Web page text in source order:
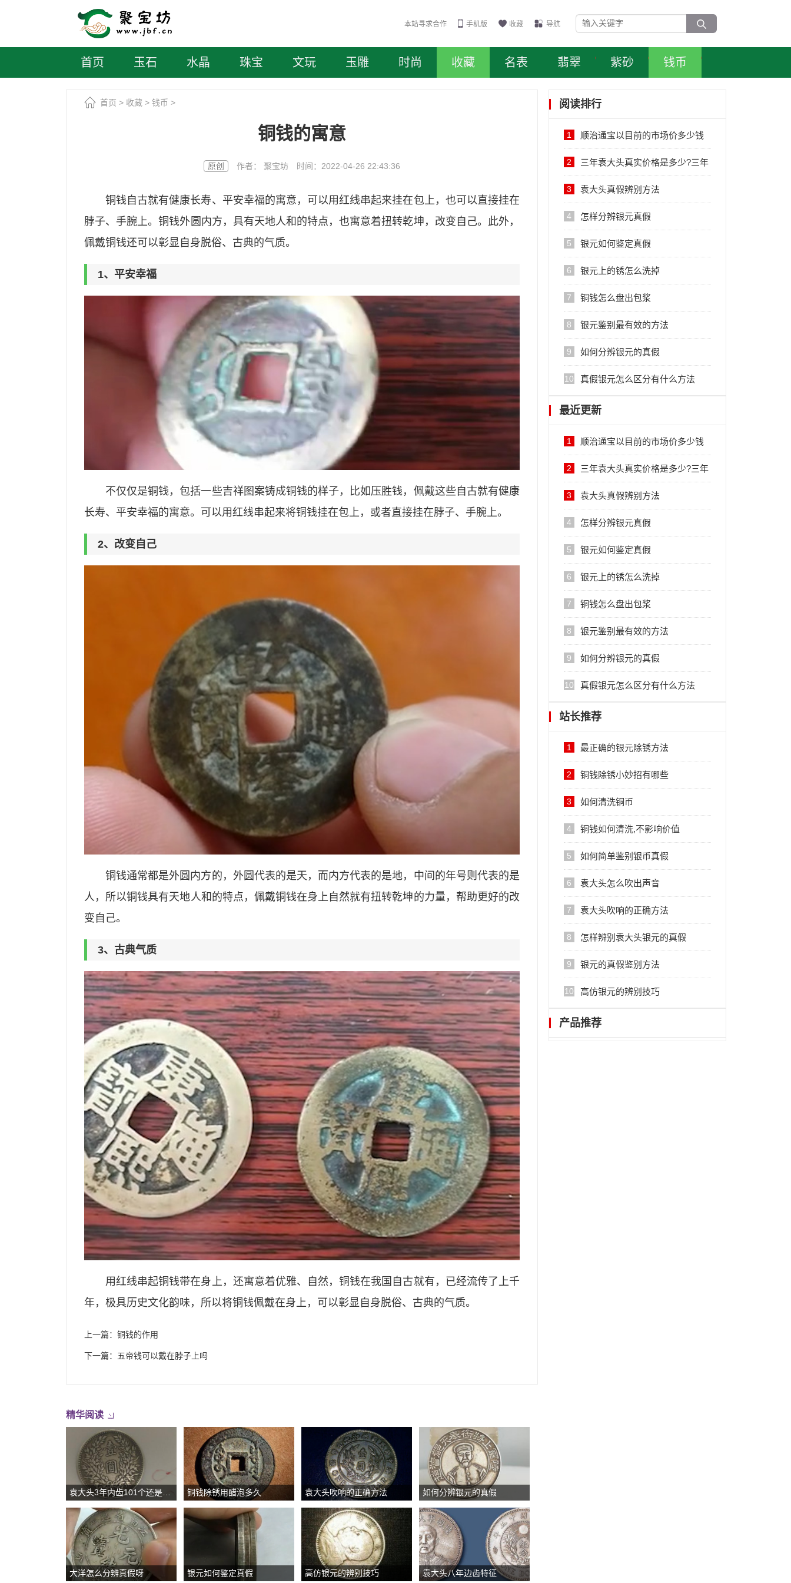
本站寻求合作 手机版 收藏 导航
首页 玉石 水晶 珠宝 文玩 玉雕 时尚 收藏 名表 翡翠 紫砂 钱币
首页 > 收藏 > 钱币 >
铜钱的寓意
原创 作者： 聚宝坊 时间：2022-04-26 22:43:36
铜钱自古就有健康长寿、平安幸福的寓意，可以用红线串起来挂在包上，也可以直接挂在
脖子、手腕上。铜钱外圆内方，具有天地人和的特点，也寓意着扭转乾坤，改变自己。此外，
佩戴铜钱还可以彰显自身脱俗、古典的气质。
1、平安幸福
不仅仅是铜钱，包括一些吉祥图案铸成铜钱的样子，比如压胜钱，佩戴这些自古就有健康
长寿、平安幸福的寓意。可以用红线串起来将铜钱挂在包上，或者直接挂在脖子、手腕上。
2、改变自己
铜钱通常都是外圆内方的，外圆代表的是天，而内方代表的是地，中间的年号则代表的是
人，所以铜钱具有天地人和的特点，佩戴铜钱在身上自然就有扭转乾坤的力量，帮助更好的改
变自己。
3、古典气质
用红线串起铜钱带在身上，还寓意着优雅、自然，铜钱在我国自古就有，已经流传了上千
年，极具历史文化韵味，所以将铜钱佩戴在身上，可以彰显自身脱俗、古典的气质。
上一篇： 铜钱的作用
下一篇： 五帝钱可以戴在脖子上吗
精华阅读
铜钱除锈用醋泡多久 袁大头吹响的正确方法 如何分辨银元的真假
大洋怎么分辨真假呀 银元如何鉴定真假 高仿银元的辨别技巧 袁大头八年边齿特征
阅读排行
1 顺治通宝以目前的市场价多少钱
一枚
2 三年袁大头真实价格是多少?三年
袁大头价格在几百元至几万元不
等
3 袁大头真假辨别方法
4 怎样分辨银元真假
5 银元如何鉴定真假
6 银元上的锈怎么洗掉
7 铜钱怎么盘出包浆
8 银元鉴别最有效的方法
9 如何分辨银元的真假
10 真假银元怎么区分有什么方法
最近更新
1 顺治通宝以目前的市场价多少钱
一枚
2 三年袁大头真实价格是多少?三年
袁大头价格在几百元至几万元不
等
3 袁大头真假辨别方法
4 怎样分辨银元真假
5 银元如何鉴定真假
6 银元上的锈怎么洗掉
7 铜钱怎么盘出包浆
8 银元鉴别最有效的方法
9 如何分辨银元的真假
10 真假银元怎么区分有什么方法
站长推荐
1 最正确的银元除锈方法
2 铜钱除锈小妙招有哪些
3 如何清洗铜币
4 铜钱如何清洗,不影响价值
5 如何简单鉴别银币真假
6 袁大头怎么吹出声音
7 袁大头吹响的正确方法
8 怎样辨别袁大头银元的真假
9 银元的真假鉴别方法
10 高仿银元的辨别技巧
产品推荐